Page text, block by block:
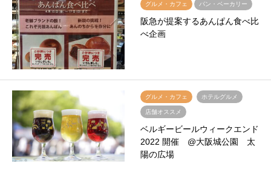
グルメ・カフェ パン・ベーカリー
阪急が提案するあんぱん食べ比
べ企画
グルメ・カフェ ホテルグルメ
店舗オススメ
ベルギービールウィークエンド
2022 開催 @大阪城公園 太
陽の広場